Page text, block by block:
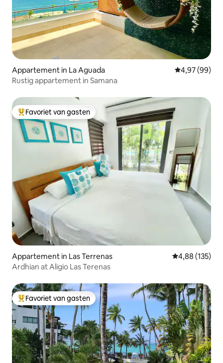
Appartement in La Aguada Gemiddelde
4,97 (99)
Rustig appartement in Samana
Topfavoriet van gasten
Favoriet van gasten
Appartement in Las Terrenas Gemiddelde
4,88 (135)
Ardhian at Aligio Las Terenas
Topfavoriet van gasten
Favoriet van gasten